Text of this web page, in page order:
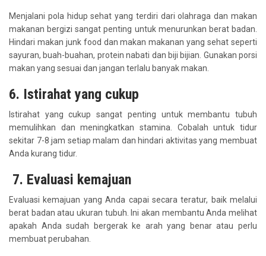
Menjalani pola hidup sehat yang terdiri dari olahraga dan makan
makanan bergizi sangat penting untuk menurunkan berat badan.
Hindari makan junk food dan makan makanan yang sehat seperti
sayuran, buah-buahan, protein nabati dan biji bijian. Gunakan porsi
makan yang sesuai dan jangan terlalu banyak makan.
6. Istirahat yang cukup
Istirahat yang cukup sangat penting untuk membantu tubuh
memulihkan dan meningkatkan stamina. Cobalah untuk tidur
sekitar 7-8 jam setiap malam dan hindari aktivitas yang membuat
Anda kurang tidur.
7. Evaluasi kemajuan
Evaluasi kemajuan yang Anda capai secara teratur, baik melalui
berat badan atau ukuran tubuh. Ini akan membantu Anda melihat
apakah Anda sudah bergerak ke arah yang benar atau perlu
membuat perubahan.